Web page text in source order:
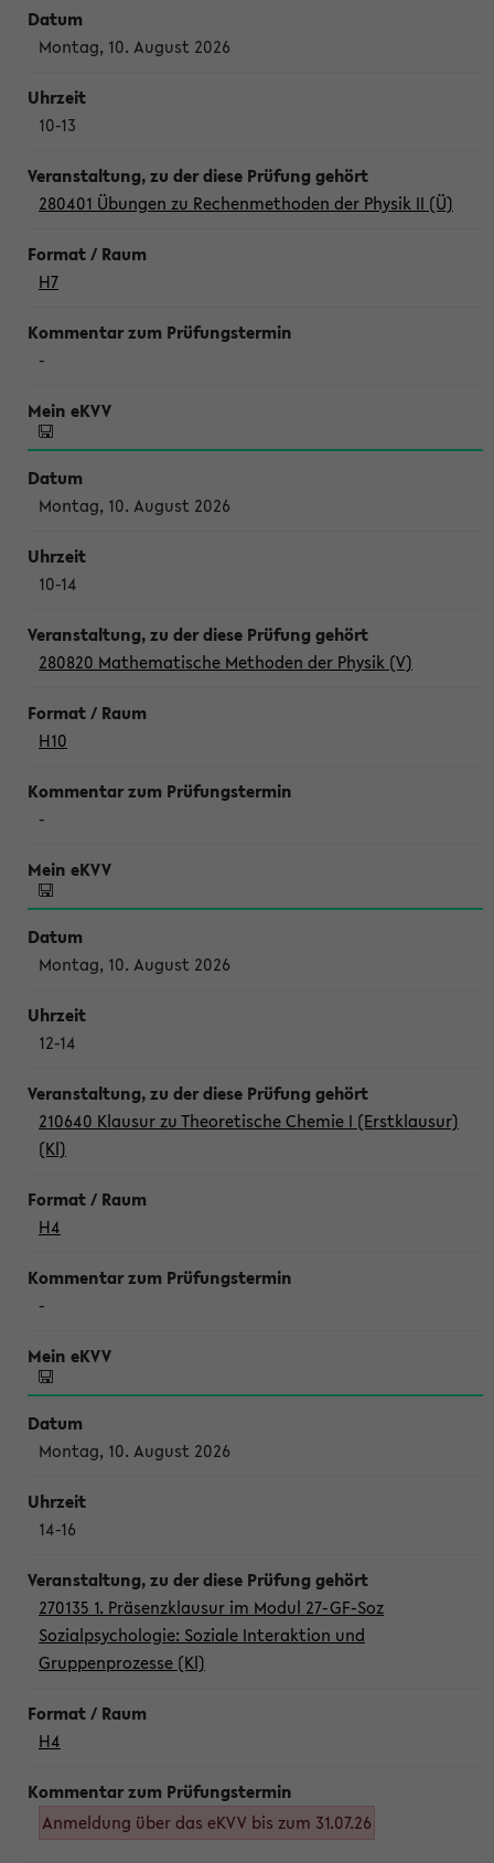
Montag, 10. August 2026
10-13
280401 Übungen zu Rechenmethoden der Physik II (Ü)
H7
-
Montag, 10. August 2026
10-14
280820 Mathematische Methoden der Physik (V)
H10
-
Montag, 10. August 2026
12-14
210640 Klausur zu Theoretische Chemie I (Erstklausur)
(Kl)
H4
-
Montag, 10. August 2026
14-16
270135 1. Präsenzklausur im Modul 27-GF-Soz
Sozialpsychologie: Soziale Interaktion und
Gruppenprozesse (Kl)
H4
Anmeldung über das eKVV bis zum 31.07.26